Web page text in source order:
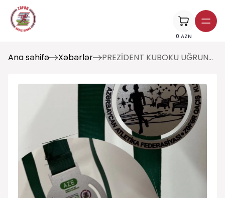
0 AZN
Ana səhifə Xəbərlər PREZİDENT KUBOKU UĞRUNDA QUBA MARAFONU 42.2 km marafon yarışına 48 saatdan az vaxt qaldı